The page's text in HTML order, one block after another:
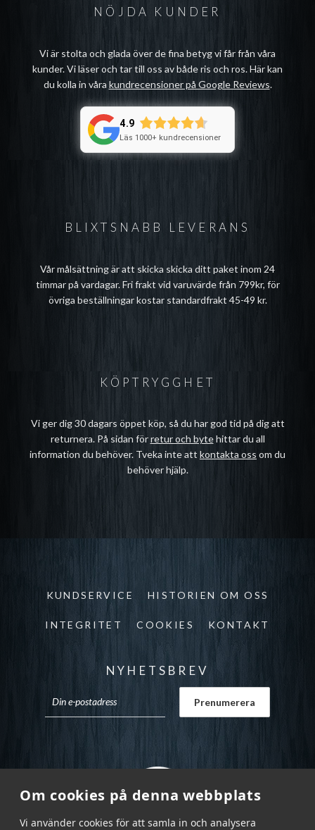
Om cookies på denna webbplats
Vi använder cookies för att samla in och analysera
BLIXTSNABB LEVERANS
Vår målsättning är att skicka skicka ditt paket inom 24
timmar på vardagar. Fri frakt vid varuvärde från 799kr, för
övriga beställningar kostar standardfrakt 45-49 kr.
NÖJDA KUNDER
Vi är stolta och glada över de fina betyg vi får från våra
kunder. Vi läser och tar till oss av både ris och ros. Här kan
du kolla in våra kundrecensioner på Google Reviews.
4.9
Läs 1000+ kundrecensioner
KÖPTRYGGHET
Vi ger dig 30 dagars öppet köp, så du har god tid på dig att
returnera. På sidan förretur och bytehittar du all
information du behöver. Tveka inte att kontakta oss om du
behöver hjälp.
KUNDSERVICE HISTORIEN OM OSS
INTEGRITET COOKIES KONTAKT
NYHETSBREV